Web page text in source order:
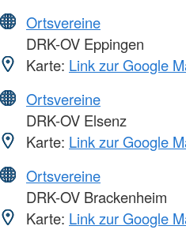
Ortsvereine
DRK-OV Eppingen
Karte: Link zur Google
Ortsvereine
DRK-OV Elsenz
Karte: Link zur Google
Ortsvereine
DRK-OV Brackenheim
Karte: Link zur Google